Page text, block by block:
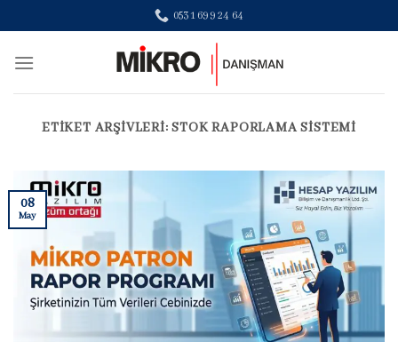
to
content
0531 699 24 64
ETIKET ARŞIVLERI:STOK RAPORLAMA SISTEMI
08
May